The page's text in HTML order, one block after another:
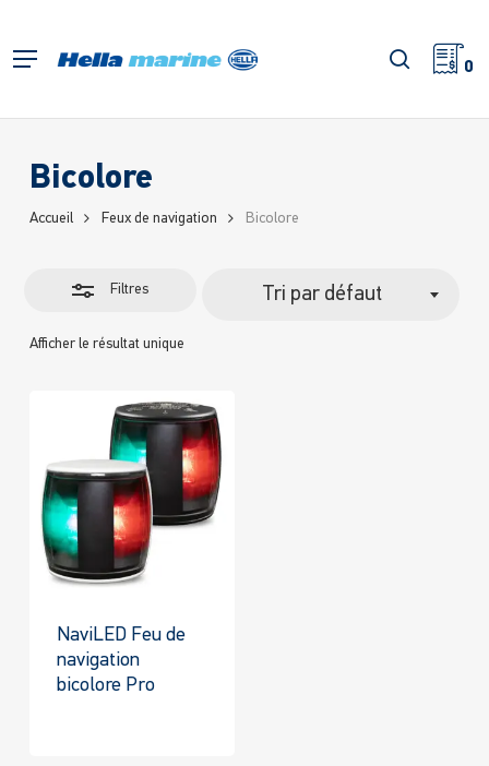
l'accueil
Menu 0
Bicolore
Accueil Feux de navigation Bicolore
Filtres
Afficher le résultat unique
Tri par défaut
Fermer
les
NaviLED Feu de
navigation
bicolore Pro